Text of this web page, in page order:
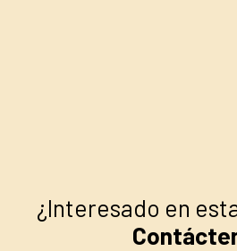
¿Interesado en